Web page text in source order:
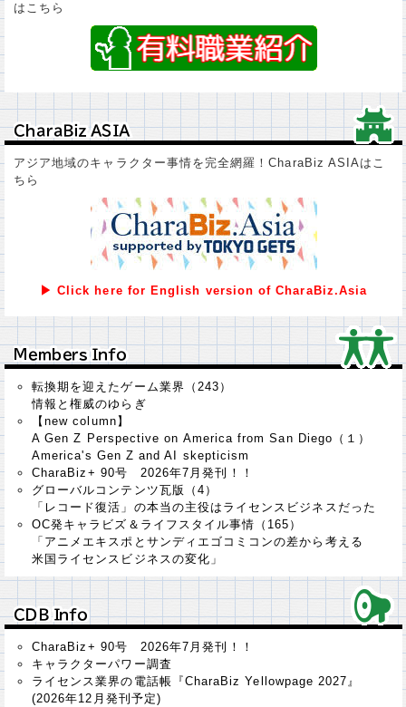
はこちら
ＣｈａｒａＢｉｚ ＡＳＩＡ
ＣｈａｒａＢｉｚ ＡＳＩＡ
アジア地域のキャラクター事情を完全網羅！CharaBiz ASIAはこ
ちら
▶ Click here for English version of CharaBiz.Asia
Ｍｅｍｂｅｒｓ Ｉｎｆｏ
Ｍｅｍｂｅｒｓ Ｉｎｆｏ
転換期を迎えたゲーム業界（243）
情報と権威のゆらぎ
【new column】
A Gen Z Perspective on America from San Diego（１）
America's Gen Z and AI skepticism
CharaBiz+ 90号 2026年7月発刊！！
グローバルコンテンツ瓦版（4）
「レコード復活」の本当の主役はライセンスビジネスだった
OC発キャラビズ＆ライフスタイル事情（165）
「アニメエキスポとサンディエゴコミコンの差から考える
米国ライセンスビジネスの変化」
ＣＤＢ Ｉｎｆｏ
ＣＤＢ Ｉｎｆｏ
CharaBiz+ 90号 2026年7月発刊！！
キャラクターパワー調査
ライセンス業界の電話帳『CharaBiz Yellowpage 2027』
(2026年12月発刊予定)